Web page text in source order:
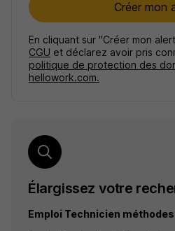
Créer mon
En cliquant sur "Créer mon
CGU et déclarez avoir pris
politique de protection des
hellowork.com.
Élargissez votre
Emploi Technicien